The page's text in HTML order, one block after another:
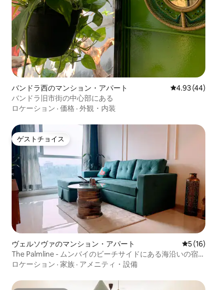
バンドラ西のマンション・アパート レビュー44
4.93 (44)
バンドラ旧市街の中心部にある
ロケーション · 価格 · 外観・内装
ゲストチョイス
ゲストチョイス
ヴェルソヴァのマンション・アパート レビュー
5 (16)
The Palmline - ムンバイのビーチサイドにある海沿いの宿泊
先
ロケーション · 家族 · アメニティ・設備